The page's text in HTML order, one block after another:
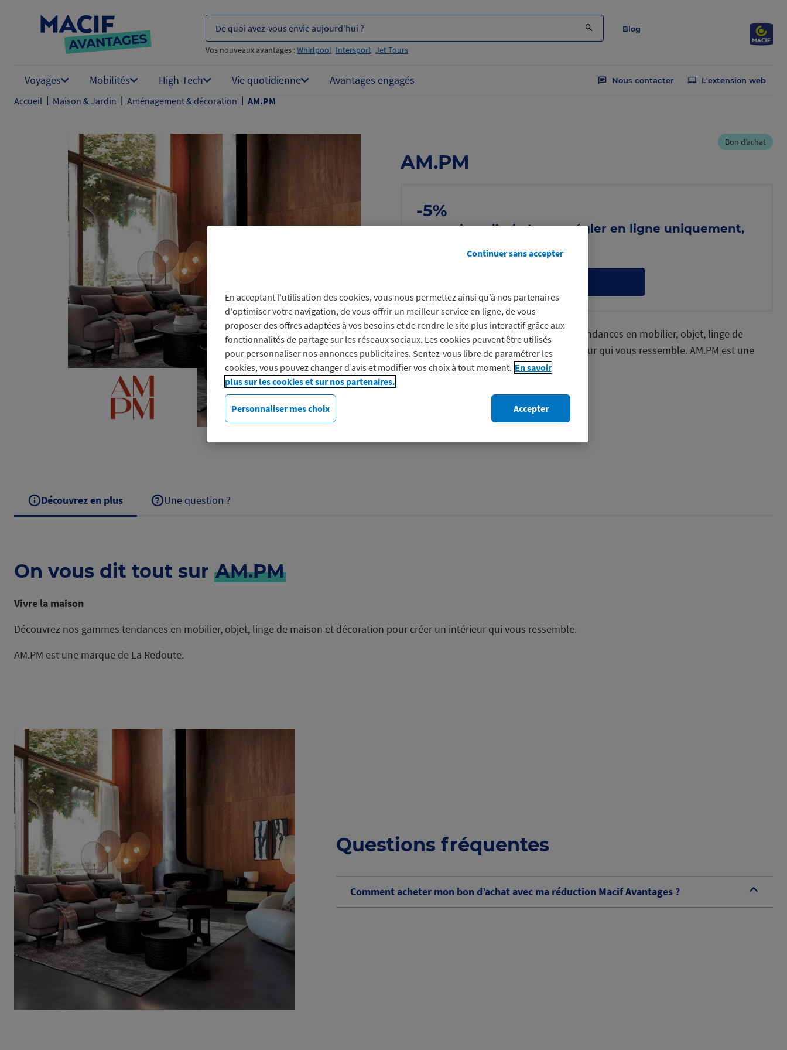
De quoi avez-vous envie aujourd’hui ?
Vos nouveaux avantages :Whirlpool Intersport Jet Tours
Blog
Voyages Mobilités High-Tech Vie quotidienne Avantages engagés Nous contacter L'extension web
Accueil | Maison & Jardin | Aménagement & décoration | AM.PM
Bon d’achat
AM.PM
-5%
sur un bon d’achat pour régler en ligne uniquement,
Voir les conditions
Vivre la maison Découvrez nos gammes tendances en mobilier, objet, linge de
maison et décoration pour créer un intérieur qui vous ressemble. AM.PM est une
marque de La Redoute.
Découvrez en plus Une question ?
On vous dit tout sur AM.PM
Vivre la maison
Découvrez nos gammes tendances en mobilier, objet, linge de maison et décoration pour créer un intérieur qui vous ressemble.
AM.PM est une marque de La Redoute.
Questions fréquentes
B
Comment acheter mon bon d’achat avec ma réduction Macif Avantages ?
En acceptant l'utilisation des cookies, vous nous permettez ainsi qu’à nos partenaires
d'optimiser votre navigation, de vous offrir un meilleur service en ligne, de vous
proposer des offres adaptées à vos besoins et de rendre le site plus interactif grâce aux
fonctionnalités de partage sur les réseaux sociaux. Les cookies peuvent être utilisés
pour personnaliser nos annonces publicitaires. Sentez-vous libre de paramétrer les
cookies, vous pouvez changer d’avis et modifier vos choix à tout moment. En savoir
plus sur les cookies et sur nos partenaires.
Personnaliser mes choix
Continuer sans accepter
Accepter